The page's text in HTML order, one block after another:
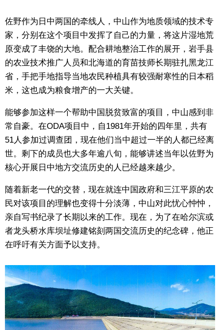
佐野作为日中两国的牵线人，中山作为地质领域的技术专
家，分别在这个项目中发挥了自己的力量，将这片湿地荒
原变成了丰饶的大地。配合耕地整治工作的展开，岩手县
的农业技术推广人员和北海道的育苗技师长期驻扎黑龙江
省，手把手地指导当地农民种植具有较强耐寒性的日本稻
米，这也成为粮食增产的一大关键。
能够参加这样一个帮助中国脱贫致富的项目，中山感到非
常自豪。在ODA项目中，自1981年开始的四年里，共有
51人参加过调查团，现在他们当中超过一半的人都已经离
世。剩下的成员也大多年逾八旬，能够讲述当年以佐野为
核心开展日中地方交流历史的人已经越来越少。
随着新老一代的交替，现在就连中国政府和三江平原的农
民对该项目的理解也变得十分淡薄，中山对此忧心忡忡，
亲自写书纪录了长期以来的工作。现在，为了在哈尔滨或
者龙头桥水库坝址修建铭刻两国交流历史的纪念碑，他正
在呼吁有关方面予以支持。